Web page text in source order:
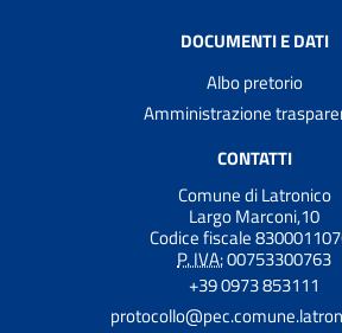
DOCUMENTI E DATI
Albo pretorio
Amministrazione
CONTATTI
Comune di Latronico
Largo Marconi,10
Codice fiscale
P. IVA:00753300763
+39 0973 853111